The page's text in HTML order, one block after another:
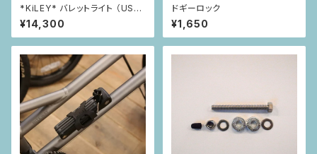
*KiLEY* バレットライト （USB
充電式砲弾ライト） フロント用 L
M-018（シルバー）
¥14,300
ドギーロック
¥1,650